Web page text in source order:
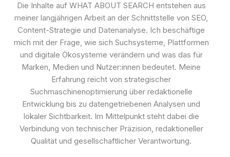
Die Inhalte auf WHAT ABOUT SEARCH entstehen aus
meiner langjährigen Arbeit an der Schnittstelle von SEO,
Content-Strategie und Datenanalyse. Ich beschäftige
mich mit der Frage, wie sich Suchsysteme, Plattformen
und digitale Ökosysteme verändern und was das für
Marken, Medien und Nutzer:innen bedeutet. Meine
Erfahrung reicht von strategischer
Suchmaschinenoptimierung über redaktionelle
Entwicklung bis zu datengetriebenen Analysen und
lokaler Sichtbarkeit. Im Mittelpunkt steht dabei die
Verbindung von technischer Präzision, redaktioneller
Qualität und gesellschaftlicher Verantwortung.